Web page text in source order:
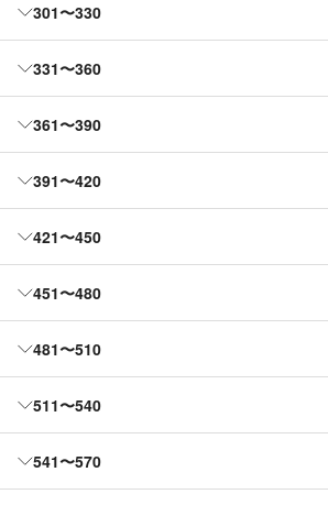
301〜330
331〜360
361〜390
391〜420
421〜450
451〜480
481〜510
511〜540
541〜570